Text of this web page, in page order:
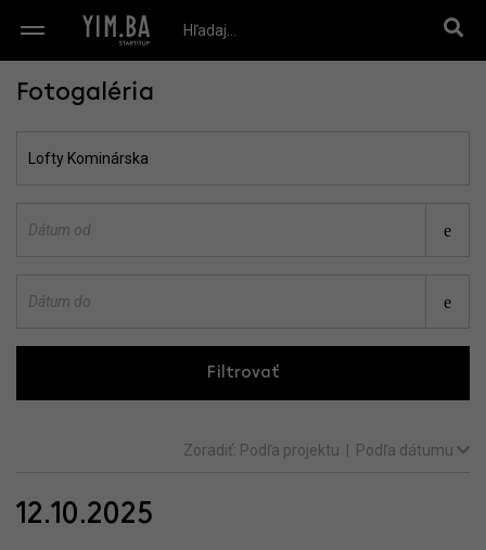
Fotogaléria
Filtrovať
Zoradiť: Podľa projektu Podľa dátumu
12.10.2025